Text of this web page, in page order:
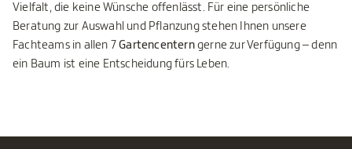
Vielfalt, die keine Wünsche offenlässt. Für eine persönliche
Beratung zur Auswahl und Pflanzung stehen Ihnen unsere
Fachteams in allen 7Gartencenterngerne zur Verfügung – denn
ein Baum ist eine Entscheidung fürs Leben.